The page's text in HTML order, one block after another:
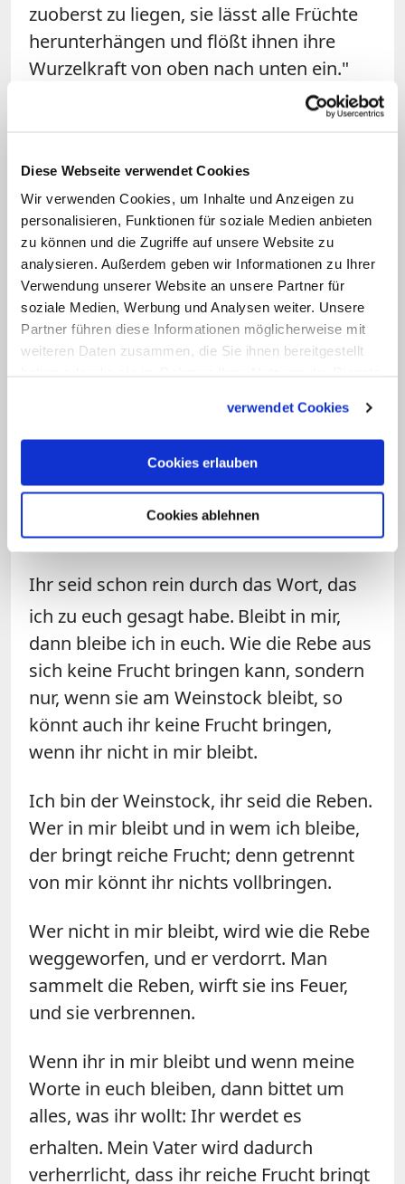
Diese Webseite verwendet Cookies
Wir verwenden Cookies, um Inhalte und Anzeigen zu
personalisieren, Funktionen für soziale Medien anbieten
zu können und die Zugriffe auf unsere Website zu
analysieren. Außerdem geben wir Informationen zu Ihrer
Verwendung unserer Website an unsere Partner für
soziale Medien, Werbung und Analysen weiter. Unsere
Partner führen diese Informationen möglicherweise mit
weiteren Daten zusammen, die Sie ihnen bereitgestellt
verwendet Cookies
Cookies erlauben
Cookies ablehnen
zuoberst zu liegen, sie lässt alle Früchte
herunterhängen und flößt ihnen ihre
Wurzelkraft von oben nach unten ein."
Am Schluss des Lebens kehrt der Baum
sich um, entscheidend ist die Wurzel.
Wie sieht der eigene Baum aus, wenn ich
ihn umdrehe? Wie sehen meine Wurzeln
aus, woher nehme ich die Kraft?
Sr. Birgit Stollhoff CJ
Evangelium nach Johannes (Joh
15, 1-8)
In jener Zeit sprach Jesus zu seinen
und mein Vater ist der Winzer.
an mir, die keine Frucht bringt, schneidet
er ab, und jede Rebe, die Frucht bringt,
reinigt er, damit sie mehr Frucht bringt.
Ihr seid schon rein durch das Wort, das
ich zu euch gesagt habe. Bleibt in mir,
dann bleibe ich in euch. Wie die Rebe aus
sich keine Frucht bringen kann, sondern
nur, wenn sie am Weinstock bleibt, so
könnt auch ihr keine Frucht bringen,
wenn ihr nicht in mir bleibt.
Ich bin der Weinstock, ihr seid die Reben.
Wer in mir bleibt und in wem ich bleibe,
der bringt reiche Frucht; denn getrennt
von mir könnt ihr nichts vollbringen.
Wer nicht in mir bleibt, wird wie die Rebe
weggeworfen, und er verdorrt. Man
sammelt die Reben, wirft sie ins Feuer,
und sie verbrennen.
Wenn ihr in mir bleibt und wenn meine
Worte in euch bleiben, dann bittet um
alles, was ihr wollt: Ihr werdet es
erhalten. Mein Vater wird dadurch
verherrlicht, dass ihr reiche Frucht bringt